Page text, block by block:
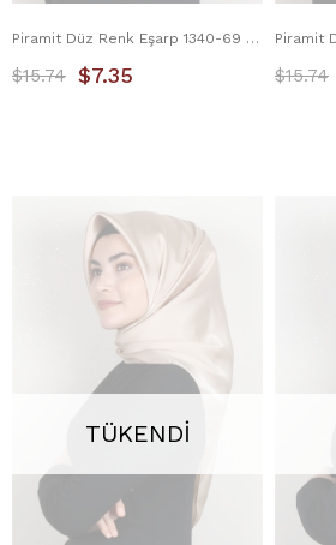
Piramit Düz Renk Eşarp 1340-69 Bej
$7.35
$15.74 $15.74
TÜKENDI